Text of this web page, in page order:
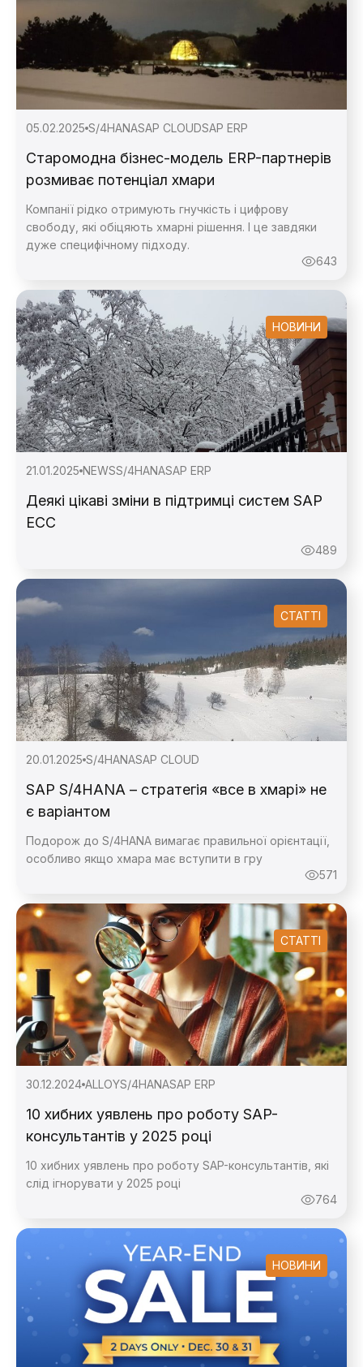
05.02.2025 S/4HANASAP CLOUDSAP ERP
Старомодна бізнес-модель ERP-партнерів
розмиває потенціал хмари
Компанії рідко отримують гнучкість і цифрову
свободу, які обіцяють хмарні рішення. І це завдяки
дуже специфічному підходу.
643
НОВИНИ
21.01.2025 NEWSS/4HANASAP ERP
Деякі цікаві зміни в підтримці систем SAP
ECC
489
СТАТТІ
20.01.2025 S/4HANASAP CLOUD
SAP S/4HANA – стратегія «все в хмарі» не
є варіантом
Подорож до S/4HANA вимагає правильної орієнтації,
особливо якщо хмара має вступити в гру
571
СТАТТІ
30.12.2024 ALLOYS/4HANASAP ERP
10 хибних уявлень про роботу SAP-
консультантів у 2025 році
10 хибних уявлень про роботу SAP-консультантів, які
слід ігнорувати у 2025 році
764
НОВИНИ